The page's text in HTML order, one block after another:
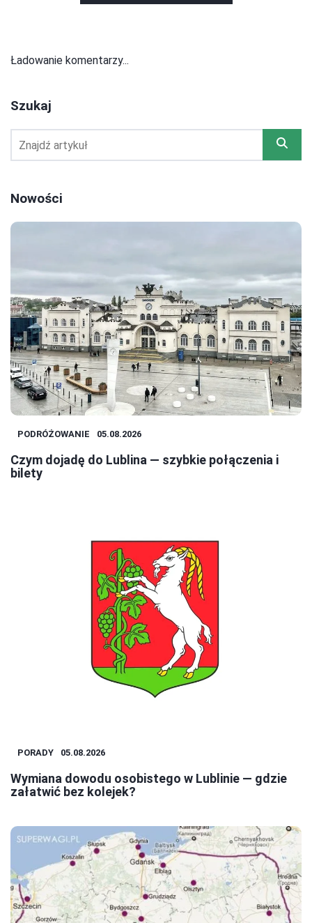
Ładowanie komentarzy...
Szukaj
Nowości
PODRÓŻOWANIE 05.08.2026
Czym dojadę do Lublina — szybkie połączenia i
bilety
PORADY 05.08.2026
Wymiana dowodu osobistego w Lublinie — gdzie
załatwić bez kolejek?